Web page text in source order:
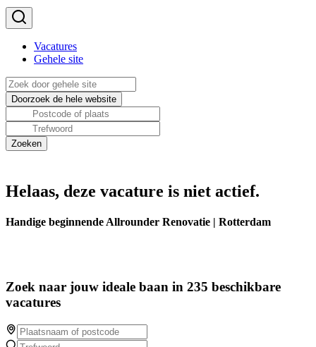
Vacatures
Gehele site
Helaas, deze vacature is niet actief.
Handige beginnende Allrounder Renovatie | Rotterdam
Zoek naar jouw ideale baan in 235 beschikbare
vacatures